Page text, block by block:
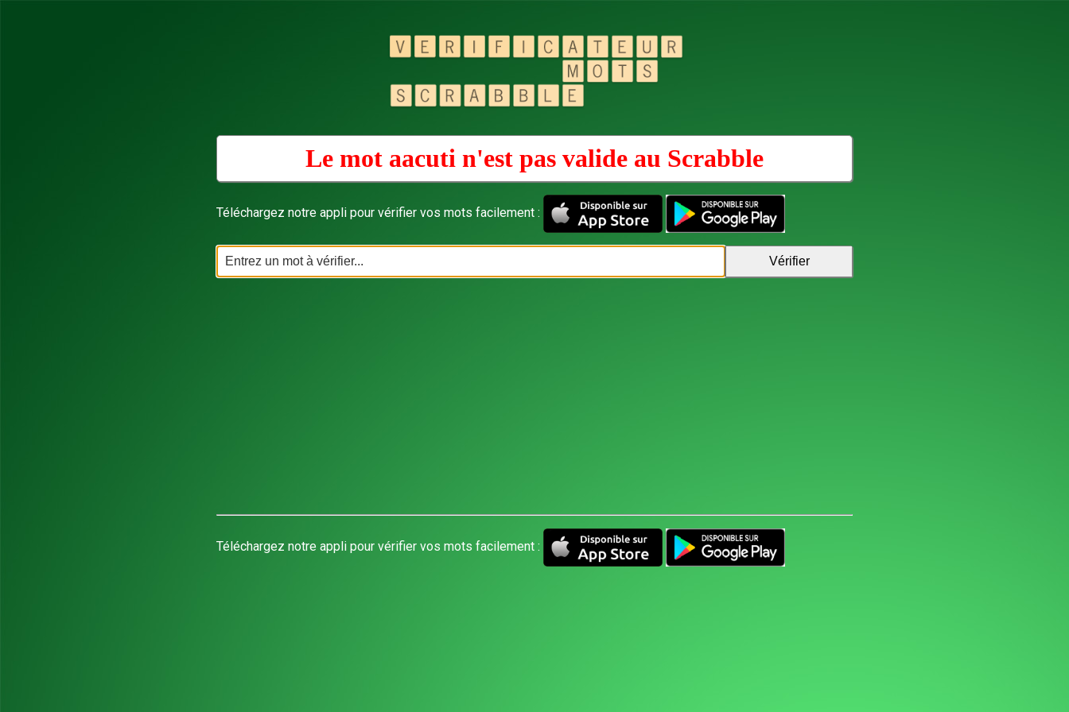
Le mot aacuti n'est pas valide au Scrabble
Téléchargez notre appli pour vérifier vos mots facilement :
Téléchargez notre appli pour vérifier vos mots facilement :